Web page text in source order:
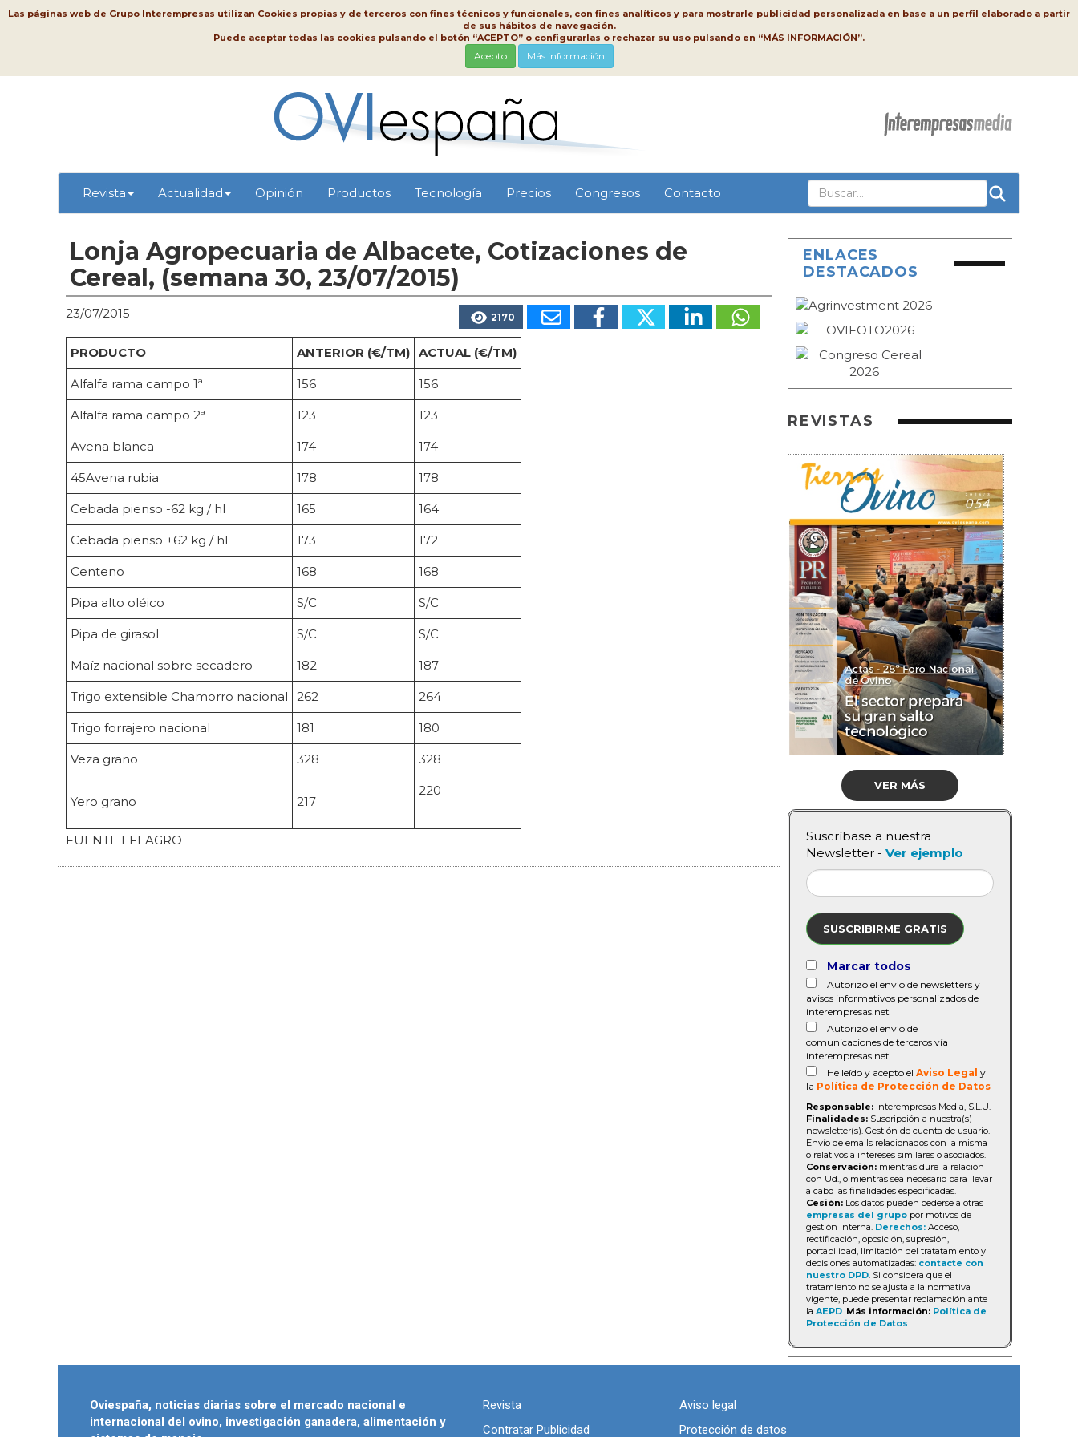
Las páginas web de Grupo Interempresas utilizan Cookies propias y de terceros con fines técnicos y funcionales, con fines analíticos y para mostrarle publicidad personalizada en base a un perfil elaborado a partir
de sus hábitos de navegación.
Puede aceptar todas las cookies pulsando el botón “ACEPTO” o configurarlas o rechazar su uso pulsando en “MÁS INFORMACIÓN”.
Acepto Más información
Revista Actualidad Opinión Productos Tecnología Precios Congresos Contacto
Lonja Agropecuaria de Albacete, Cotizaciones de
Cereal, (semana 30, 23/07/2015)
23/07/2015 2170
PRODUCTO ANTERIOR (€/TM) ACTUAL (€/TM)
Alfalfa rama campo 1ª 156 156
Alfalfa rama campo 2ª 123 123
Avena blanca 174 174
45Avena rubia 178 178
Cebada pienso -62 kg / hl 165 164
Cebada pienso +62 kg / hl 173 172
Centeno 168 168
Pipa alto oléico S/C S/C
Pipa de girasol S/C S/C
Maíz nacional sobre secadero 182 187
Trigo extensible Chamorro nacional 262 264
Trigo forrajero nacional 181 180
Veza grano 328 328
Yero grano 217
220
FUENTE EFEAGRO
ENLACES
DESTACADOS
REVISTAS
VER MÁS
Suscríbase a nuestra
Newsletter - Ver ejemplo
SUSCRIBIRME GRATIS
Marcar todos
Autorizo el envío de newsletters y
avisos informativos personalizados de
interempresas.net
Autorizo el envío de
comunicaciones de terceros vía
interempresas.net
He leído y acepto el Aviso Legal y
la Política de Protección de Datos
Responsable: Interempresas Media, S.L.U.
Finalidades: Suscripción a nuestra(s)
newsletter(s). Gestión de cuenta de usuario.
Envío de emails relacionados con la misma
o relativos a intereses similares o asociados.
Conservación: mientras dure la relación
con Ud., o mientras sea necesario para llevar
a cabo las finalidades especificadas.
Cesión: Los datos pueden cederse a otras
empresas del grupo por motivos de
gestión interna. Derechos: Acceso,
rectificación, oposición, supresión,
portabilidad, limitación del tratatamiento y
decisiones automatizadas: contacte con
nuestro DPD. Si considera que el
tratamiento no se ajusta a la normativa
vigente, puede presentar reclamación ante
la AEPD. Más información: Política de
Protección de Datos.
Oviespaña, noticias diarias sobre el mercado nacional e
internacional del ovino, investigación ganadera, alimentación y
Revista
Contratar Publicidad
Aviso legal
Protección de datos